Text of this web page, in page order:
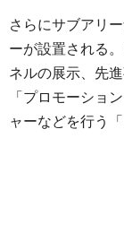
さらにサブアリ
ーが設置される
ネルの展示、先
「プロモーショ
ャーなどを行う